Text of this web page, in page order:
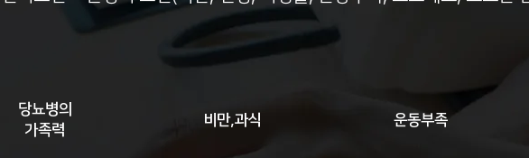
당뇨병의
가족력
비만,과식 운동부족